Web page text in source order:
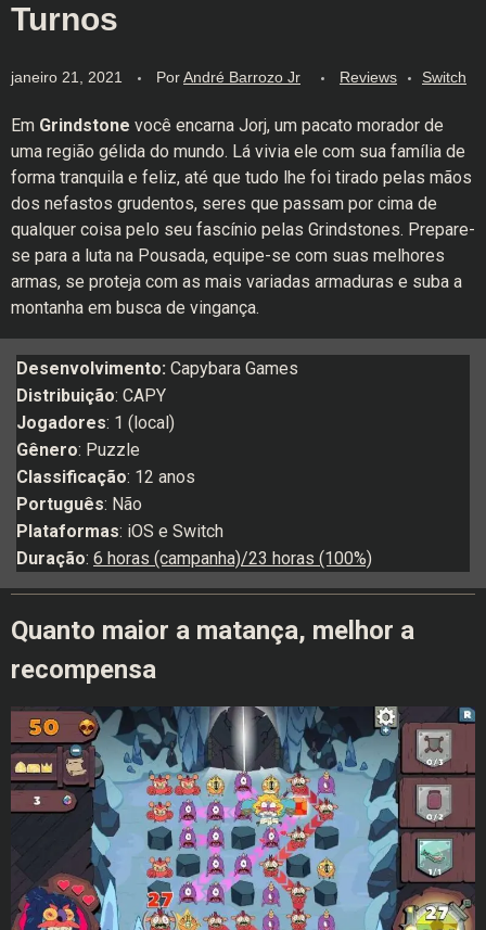
Turnos
janeiro 21, 2021 PorAndré Barrozo Jr Reviews Switch
Em Grindstone você encarna Jorj, um pacato morador de
uma região gélida do mundo. Lá vivia ele com sua família de
forma tranquila e feliz, até que tudo lhe foi tirado pelas mãos
dos nefastos grudentos, seres que passam por cima de
qualquer coisa pelo seu fascínio pelas Grindstones. Prepare-
se para a luta na Pousada, equipe-se com suas melhores
armas, se proteja com as mais variadas armaduras e suba a
montanha em busca de vingança.
Desenvolvimento: Capybara Games
Distribuição: CAPY
Jogadores: 1 (local)
Gênero: Puzzle
Classificação: 12 anos
Português: Não
Plataformas: iOS e Switch
Duração: 6 horas (campanha)/23 horas (100%)
Quanto maior a matança, melhor a
recompensa